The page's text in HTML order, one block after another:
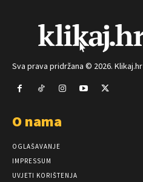
Sva prava pridržana © 2026. Klikaj.hr
O nama
OGLAŠAVANJE
IMPRESSUM
UVJETI KORIŠTENJA